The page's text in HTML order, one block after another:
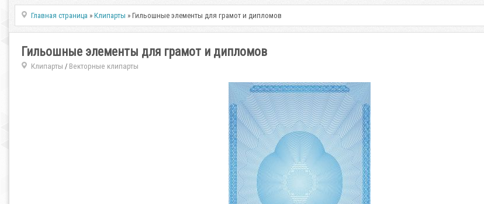
Главная страница »Клипарты » Гильошные элементы для грамот и дипломов
Гильошные элементы для грамот и дипломов
Клипарты / Векторные клипарты